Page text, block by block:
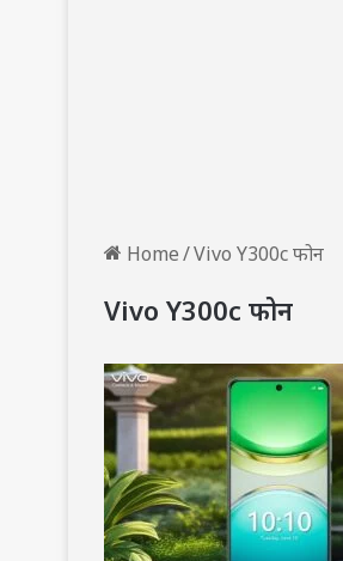
Home/Vivo Y300c फोन
Vivo Y300c फोन